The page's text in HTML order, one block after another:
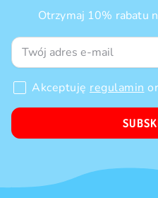
Otrzymaj 10% rabatu
Akceptuję regulamin